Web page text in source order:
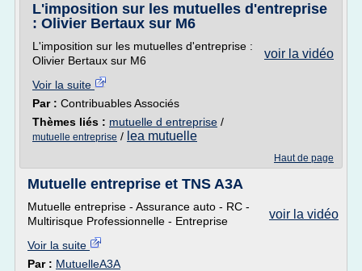
L'imposition sur les mutuelles d'entreprise
: Olivier Bertaux sur M6
voir la vidéo
L'imposition sur les mutuelles d'entreprise :
Olivier Bertaux sur M6
Voir la suite
Par : Contribuables Associés
Thèmes liés : mutuelle d entreprise /
mutuelle entreprise / lea mutuelle
Haut de page
Mutuelle entreprise et TNS A3A
voir la vidéo
Mutuelle entreprise - Assurance auto - RC -
Multirisque Professionnelle - Entreprise
Voir la suite
Par : MutuelleA3A